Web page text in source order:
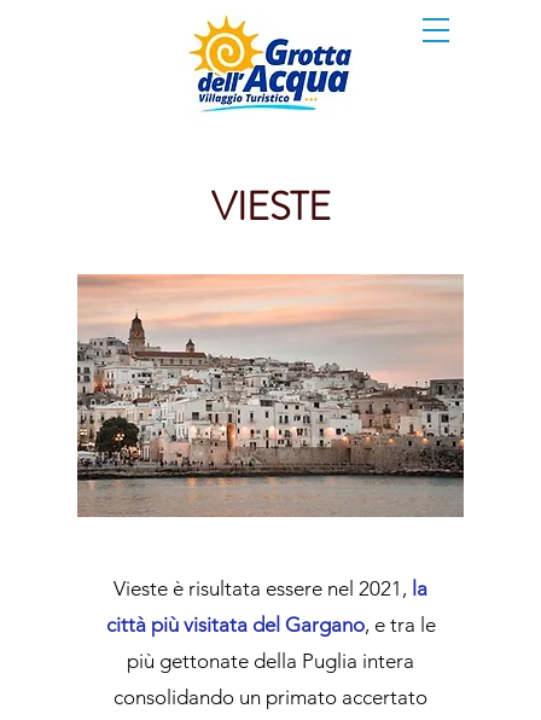
VIESTE
Vieste è risultata essere nel 2021, la
città più visitata del Gargano, e tra le
più gettonate della Puglia intera
consolidando un primato accertato